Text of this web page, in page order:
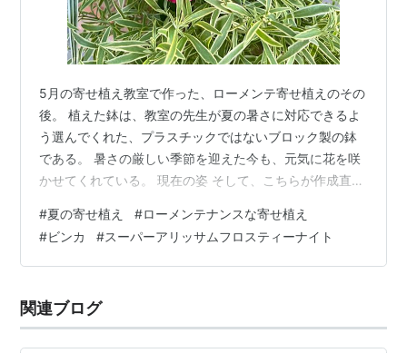
5月の寄せ植え教室で作った、ローメンテ寄せ植えのその
後。 植えた鉢は、教室の先生が夏の暑さに対応できるよ
う選んでくれた、プラスチックではないブロック製の鉢
である。 暑さの厳しい季節を迎えた今も、元気に花を咲
かせてくれている。 現在の姿 そして、こちらが作成直後
月。 それぞれの植物が少しずつ姿を変えながら、夏の庭
を彩っている。 日々草は次々と花を咲かせ、咲き終わっ
た花はぽろっと自然に落ちるので、花がら摘みの手間も
難点ではあるものの、「トロピカルサンセット」の名前
の通り、鮮やかな色合いがとて…
#夏の寄せ植え #ローメンテナンスな寄せ植え
#ビンカ #スーパーアリッサムフロスティーナイト
関連ブログ